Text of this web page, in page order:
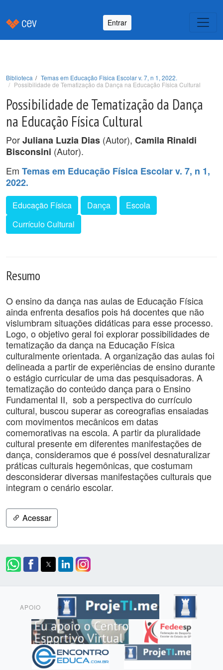
Entrar
Biblioteca
Temas em Educação Física Escolar v. 7, n 1, 2022.
Possibilidade de Tematização da Dança na Educação Física Cultural
Possibilidade de Tematização da Dança
na Educação Física Cultural
PorJuliana Luzia Dias (Autor), Camila Rinaldi
Bisconsini (Autor).
Em Temas em Educação Física Escolar v. 7, n 1,
2022.
Educação Física Dança
Escola
Currículo Cultural
Resumo
O ensino da dança nas aulas de Educação Física
ainda enfrenta desafios pois há docentes que não
vislumbram situações didáticas para esse processo.
Logo, o objetivo geral foi explorar possibilidades de
tematização da dança na Educação Física
culturalmente orientada. A organização das aulas foi
delineada a partir de experiências de ensino durante
o estágio curricular de uma das pesquisadoras. A
tematização do conteúdo dança para o Ensino
Fundamental II, sob a perspectiva do currículo
cultural, buscou superar as coreografias ensaiadas
com movimentos mecânicos em datas
comemorativas na escola. A partir da pluralidade
cultural presente em diferentes manifestações de
dança, consideramos que é possível desnaturalizar
práticas culturais hegemônicas, que costumam
desconsiderar diversas manifestações culturais que
integram o cenário escolar.
Acessar
APOIO